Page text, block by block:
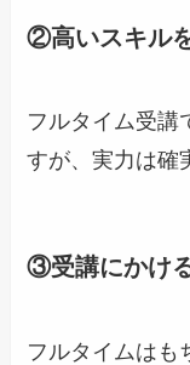
②高いスキル
フルタイム受講
すが、実力は確
③受講にかけ
フルタイムはも